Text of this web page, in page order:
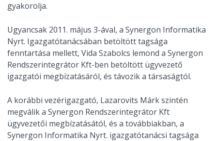
gyakorolja.
Ugyancsak 2011. május 3-ával, a Synergon Informatika
Nyrt. Igazgatótanácsában betöltött tagsága
fenntartása mellett, Vida Szabolcs lemond a Synergon
Rendszerintegrátor Kft-ben betöltött ügyvezető
igazgatói megbízatásáról, és távozik a társaságtól.
A korábbi vezérigazgató, Lazarovits Márk szintén
megválik a Synergon Rendszerintegrátor Kft
ügyvezetői megbízatásától, és a továbbiakban, a
Synergon Informatika Nyrt. igazgatótanácsi tagsága